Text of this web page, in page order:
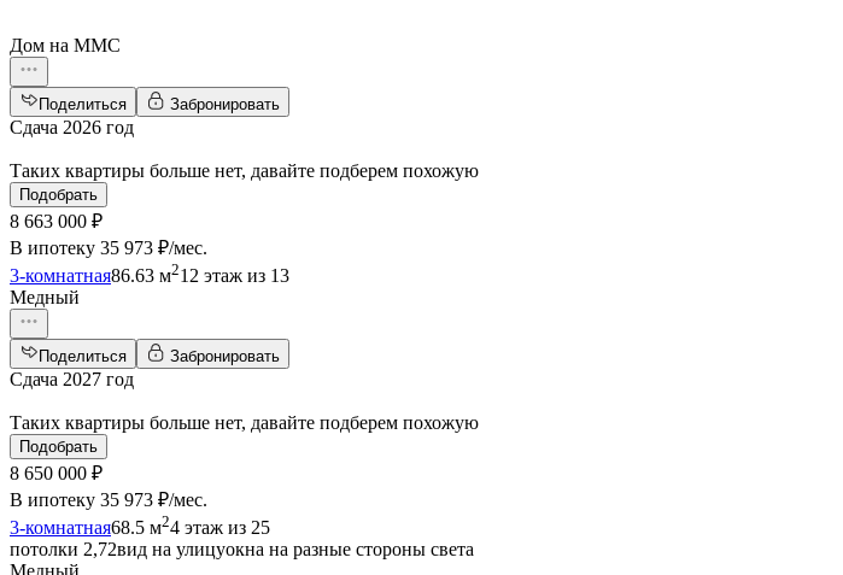
Дом на ММС
Поделиться Забронировать
Сдача 2026 год
Таких квартиры больше нет, давайте подберем похожую
Подобрать
8 663 000 ₽
В ипотеку 35 973 ₽/мес.
3-комнатная86.63 м212 этаж из 13
Медный
Поделиться Забронировать
Сдача 2027 год
Таких квартиры больше нет, давайте подберем похожую
Подобрать
8 650 000 ₽
В ипотеку 35 973 ₽/мес.
3-комнатная68.5 м24 этаж из 25
потолки 2,72вид на улицуокна на разные стороны света